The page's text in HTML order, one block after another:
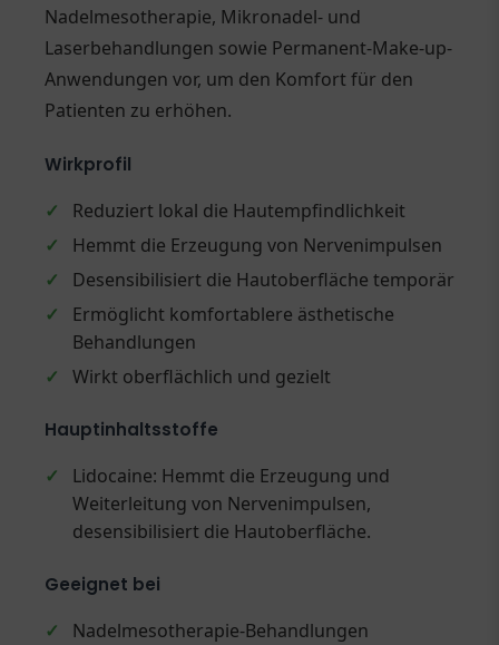
Nadelmesotherapie, Mikronadel- und
Laserbehandlungen sowie Permanent-Make-up-
Anwendungen vor, um den Komfort für den
Patienten zu erhöhen.
Wirkprofil
✓
Reduziert lokal die Hautempfindlichkeit
✓
Hemmt die Erzeugung von Nervenimpulsen
✓
Desensibilisiert die Hautoberfläche temporär
✓
Ermöglicht komfortablere ästhetische
Behandlungen
✓
Wirkt oberflächlich und gezielt
Hauptinhaltsstoffe
✓
Lidocaine: Hemmt die Erzeugung und
Weiterleitung von Nervenimpulsen,
desensibilisiert die Hautoberfläche.
Geeignet bei
✓
Nadelmesotherapie-Behandlungen